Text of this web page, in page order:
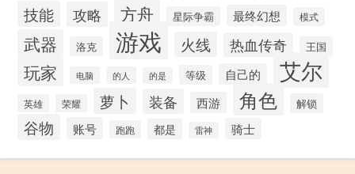
技能 攻略 方舟 星际争霸 最终幻想 模式
武器 洛克 游戏 火线 热血传奇 王国
玩家 电脑 的人 的是 等级 自己的 艾尔
英雄 荣耀 萝卜 装备 西游 角色 解锁
谷物 账号 跑跑 都是 雷神 骑士